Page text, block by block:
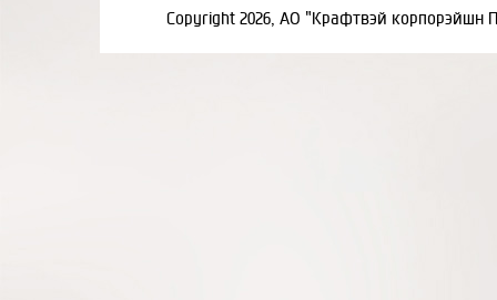
Copyright 2026, АО "Крафтвэй корпорэйшн